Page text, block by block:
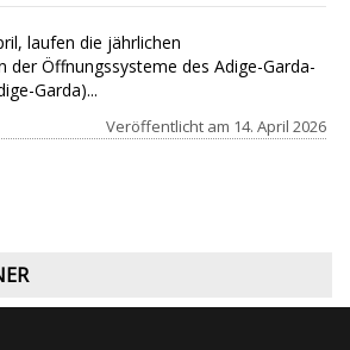
laufen die jährlichen
der Öffnungssysteme des Adige-Garda-
Garda)...
Veröffentlicht am 14. April 2026